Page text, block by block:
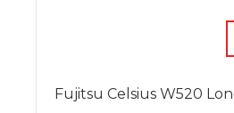
Fujitsu Celsius W520